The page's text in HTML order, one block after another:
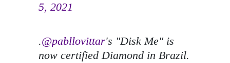
5, 2021
.@pabllovittar's "Disk Me" is
now certified Diamond in Brazil.